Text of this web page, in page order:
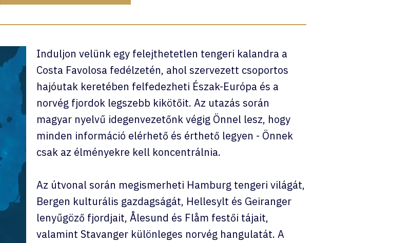
Induljon velünk egy felejthetetlen tengeri kalandra a
Costa Favolosa fedélzetén, ahol szervezett csoportos
hajóutak keretében felfedezheti Észak-Európa és a
norvég fjordok legszebb kikötőit. Az utazás során
magyar nyelvű idegenvezetőnk végig Önnel lesz, hogy
minden információ elérhető és érthető legyen - Önnek
csak az élményekre kell koncentrálnia.
Az útvonal során megismerheti Hamburg tengeri világát,
Bergen kulturális gazdagságát, Hellesylt és Geiranger
lenyűgöző fjordjait, Ålesund és Flåm festői tájait,
valamint Stavanger különleges norvég hangulatát. A